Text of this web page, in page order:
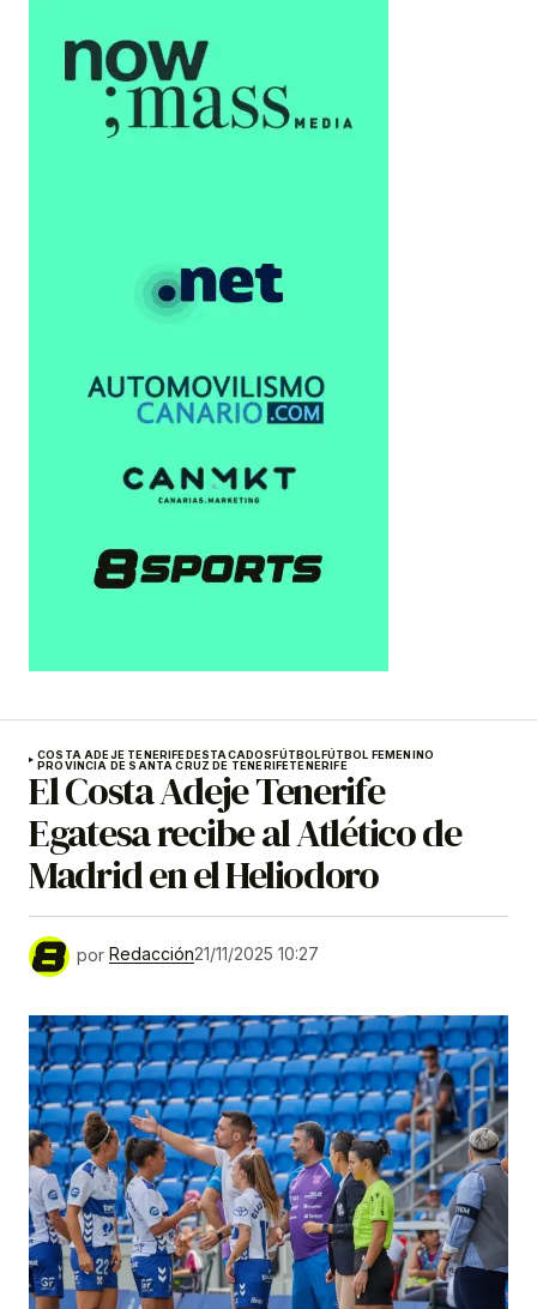
COSTA ADEJE TENERIFEDESTACADOSFÚTBOLFÚTBOL FEMENINO
PROVINCIA DE SANTA CRUZ DE TENERIFETENERIFE
El Costa Adeje Tenerife
Egatesa recibe al Atlético de
Madrid en el Heliodoro
por Redacción21/11/2025 10:27